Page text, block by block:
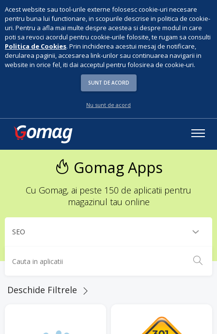
Acest website sau tool-urile externe folosesc cookie-uri necesare
pentru buna lui functionare, in scopurile descrise in politica de cookie-
uri. Pentru a afla mai multe despre acestea si despre modul in care
poti sa revoci acordul pentru cookie-urile folosite, te rugam sa consulti
Politica de Cookies. Prin inchiderea acestui mesaj de notificare,
derularea paginii, accesarea link-urilor sau continuarea navigarii in
website in orice fel, iti dai acceptul pentru folosirea de cookie-uri.
SUNT DE ACORD
Nu sunt de acord
Gomag Apps
Cu Gomag, ai peste 150 de aplicatii pentru
magazinul tau online
Deschide Filtrele